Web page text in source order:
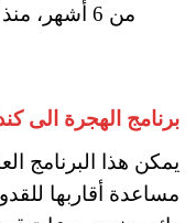
من 6 أشهر، منذ أن تجاوزت الـ 18 عامًا.
برنامج الهجرة الى
يمكن هذا البرنامج
مساعدة أقاربها